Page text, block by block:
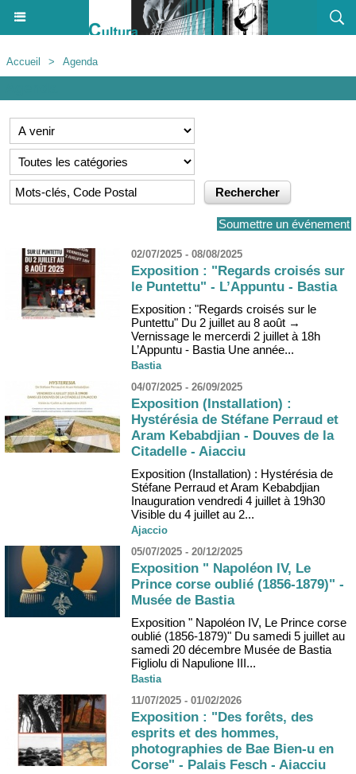
Accueil > Agenda
Soumettre un événement
02/07/2025 - 08/08/2025
Exposition : "Regards croisés sur
le Puntettu" - L’Appuntu - Bastia
Exposition : "Regards croisés sur le
Puntettu" Du 2 juillet au 8 août →
Vernissage le mercerdi 2 juillet à 18h
L’Appuntu - Bastia Une année...
Bastia
04/07/2025 - 26/09/2025
Exposition (Installation) :
Hystérésia de Stéfane Perraud et
Aram Kebabdjian - Douves de la
Citadelle - Aiacciu
Exposition (Installation) : Hystérésia de
Stéfane Perraud et Aram Kebabdjian
Inauguration vendredi 4 juillet à 19h30
Visible du 4 juillet au 2...
Ajaccio
05/07/2025 - 20/12/2025
Exposition " Napoléon IV, Le
Prince corse oublié (1856-1879)" -
Musée de Bastia
Exposition " Napoléon IV, Le Prince corse
oublié (1856-1879)" Du samedi 5 juillet au
samedi 20 décembre Musée de Bastia
Figliolu di Napulione III...
Bastia
11/07/2025 - 01/02/2026
Exposition : "Des forêts, des
esprits et des hommes,
photographies de Bae Bien-u en
Corse" - Palais Fesch - Aiacciu